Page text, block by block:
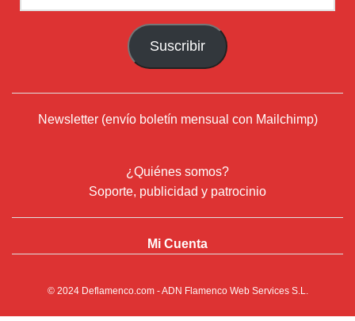
de
Suscribir
Newsletter (envío boletín mensual con Mailchimp)
¿Quiénes somos?
Soporte, publicidad y patrocinio
Mi Cuenta
© 2024 Deflamenco.com- ADN Flamenco Web Services S.L.